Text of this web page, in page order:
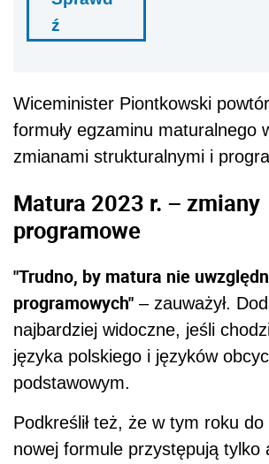
ź
Wiceminister Piontkowski
formuły egzaminu maturalnego
zmianami strukturalnymi i
Matura 2023 r. – zmiany
programowe
"Trudno, by matura nie
programowych" – zauważył.
najbardziej widoczne, jeśli
języka polskiego i języków
podstawowym.
Podkreślił też, że w tym roku
nowej formule przystępują tylko